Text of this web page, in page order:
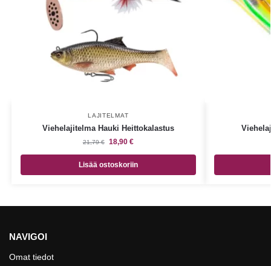
LAJITELMAT
Viehelajitelma Hauki Heittokalastus
21,79€ 18,90 €
Lisää ostoskoriin
NAVIGOI
Omat tiedot